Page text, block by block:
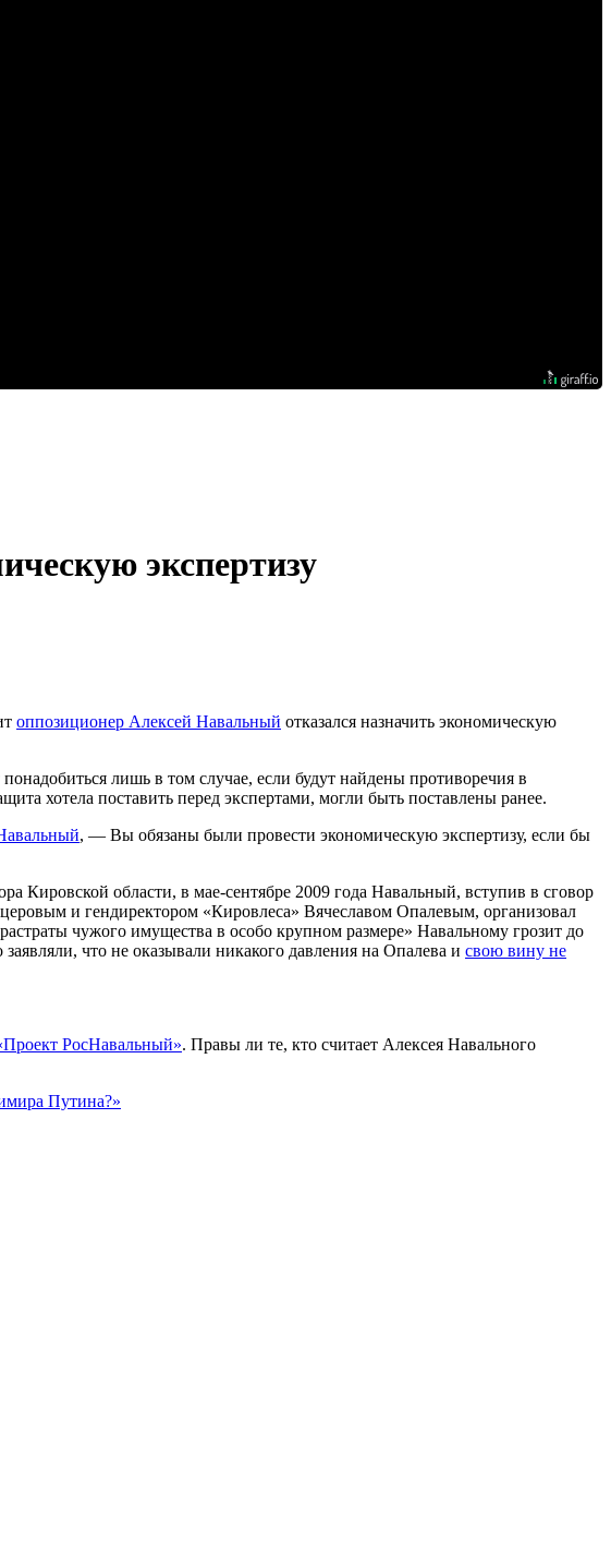
экспертизу
оппозиционер Алексей Навальный отказался назначить экономическую
лишь в том случае, если будут найдены противоречия в
хотела поставить перед экспертами, могли быть поставлены ранее.
, — Вы обязаны были провести экономическую экспертизу, если бы
Кировской области, в мае-сентябре 2009 года Навальный, вступив в сговор
и гендиректором «Кировлеса» Вячеславом Опалевым, организовал
чужого имущества в особо крупном размере» Навальному грозит до
что не оказывали никакого давления на Опалева и свою вину не
РосНавальный». Правы ли те, кто считает Алексея Навального
Путина?»